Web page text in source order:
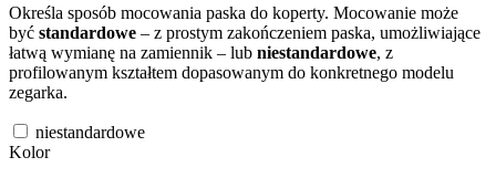
Określa sposób mocowania paska do koperty. Mocowanie może
być standardowe – z prostym zakończeniem paska, umożliwiające
łatwą wymianę na zamiennik – lub niestandardowe, z
profilowanym kształtem dopasowanym do konkretnego modelu
zegarka.
niestandardowe
Kolor